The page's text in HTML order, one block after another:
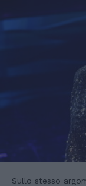
Sullo stesso